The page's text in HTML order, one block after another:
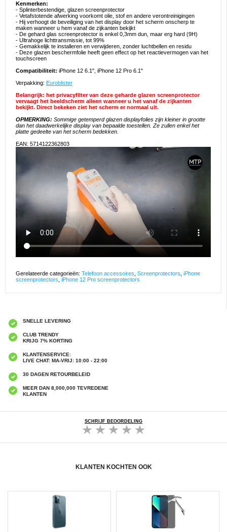
Kenmerken:
- Splinterbestendige, glazen screenprotector
- Vetafstotende afwerking voorkomt olie, stof en andere verontreinigingen
- Hij verhoogt de beveiliging van het display door het scherm onscherp te
maken wanneer u hem vanaf de zijkanten bekijkt
- De gehard glas screenprotector is enkel 0,3mm dun, maar erg hard (9H)
- Ultrahoge lichttransmissie, tot 99%
- Gemakkelijk te installeren en verwijderen, zonder luchtbellen en residu
- Deze glazen beschermfolie heeft geen effect op het reactievermogen van het
touchscreen
Compatibiliteit: iPhone 12 6.1", iPhone 12 Pro 6.1"
Verpakking: Euroblister
Belangrijk: het privacyfilter van deze geharde glazen screenprotector
vervaagt het beeldscherm alleen wanneer u het vanaf de zijkanten
bekijkt. Direct bekeken ziet het scherm er normaal uit.
OPMERKING: Sommige getemperd glazen displayfolies zijn kleiner in grootte
dan het daadwerkelijke display van bepaalde toestellen. Ze zullen enkel het
platte gedeelte van het scherm bedekken.
EAN: 5714122362803
Gerelateerde categorieën: Telefoon accessoires Screenprotectors iPhone
screenprotectors iPhone 12 Pro screenprotectors
SNELLE LEVERING
CLUB TRENDY
KRIJG 7% KORTING
KLANTENSERVICE:
LIVE CHAT: MA-VRIJ: 10:00 - 22:00
30 DAGEN RETOURBELEID
MEER DAN 8,000,000 TEVREDENE
KLANTEN
SCHRIJF BEOORDELING
KLANTEN KOCHTEN OOK